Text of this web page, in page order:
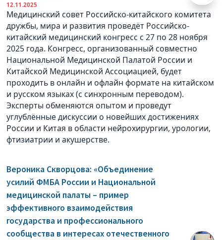
12.11.2025
Медицинский совет Российско-китайского комитета
дружбы, мира и развития проведёт Российско-
китайский медицинский конгресс с 27 по 28 ноября
2025 года. Конгресс, организованный совместно
Национальной Медицинской Палатой России и
Китайской Медицинской Ассоциацией, будет
проходить в онлайн и офлайн формате на китайском
и русском языках (с синхронным переводом).
Эксперты обменяются опытом и проведут
углублённые дискуссии о новейших достижениях
России и Китая в области нейрохирургии, урологии,
фтизиатрии и акушерстве.
Вероника Скворцова: «Объединение
усилий ФМБА России и Национальной
медицинской палаты – пример
эффективного взаимодействия
государства и профессионального
сообщества в интересах отечественного